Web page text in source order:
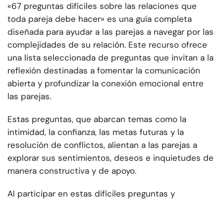
«67 preguntas difíciles sobre las relaciones que
toda pareja debe hacer» es una guía completa
diseñada para ayudar a las parejas a navegar por las
complejidades de su relación. Este recurso ofrece
una lista seleccionada de preguntas que invitan a la
reflexión destinadas a fomentar la comunicación
abierta y profundizar la conexión emocional entre
las parejas.
Estas preguntas, que abarcan temas como la
intimidad, la confianza, las metas futuras y la
resolución de conflictos, alientan a las parejas a
explorar sus sentimientos, deseos e inquietudes de
manera constructiva y de apoyo.
Al participar en estas difíciles preguntas y